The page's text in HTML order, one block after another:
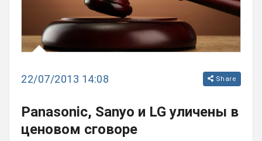
22/07/2013 14:08 Share
Panasonic, Sanyo и LG уличены в
ценовом сговоре